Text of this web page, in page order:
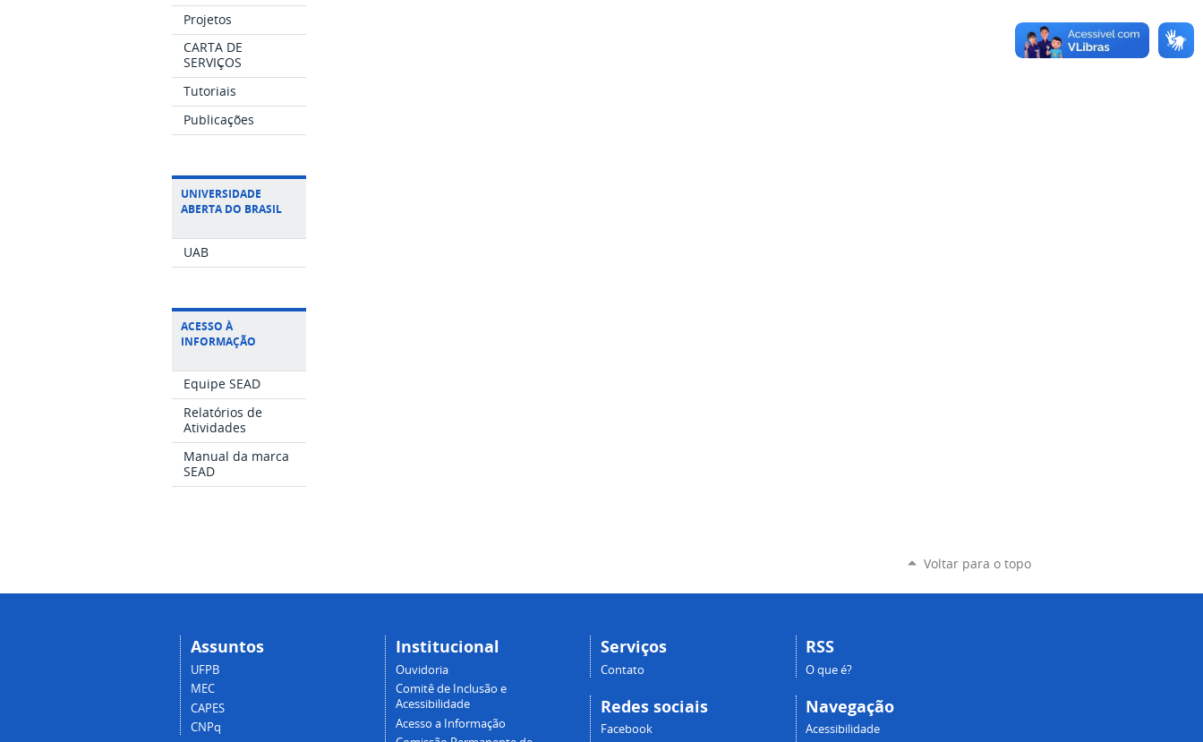
Projetos
CARTA DE
SERVIÇOS
Tutoriais
Publicações
UNIVERSIDADE
ABERTA DO BRASIL
UAB
ACESSO À
INFORMAÇÃO
Equipe SEAD
Relatórios de
Atividades
Manual da marca
SEAD
Voltar para o topo
Assuntos
UFPB
MEC
CAPES
CNPq
Institucional
Ouvidoria
Comitê de Inclusão e
Acessibilidade
Acesso a Informação
Serviços
Contato
Redes sociais
Facebook
RSS
O que é?
Navegação
Acessibilidade